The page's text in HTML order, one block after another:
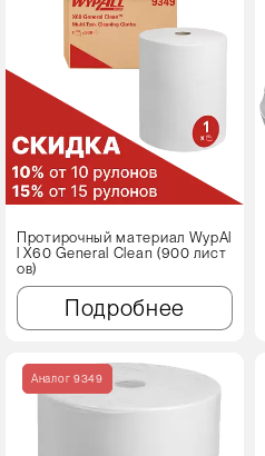
Протирочный материал WypAl
l X60 Genеral Clean (900 лист
ов)
Подробнее
Аналог 9349